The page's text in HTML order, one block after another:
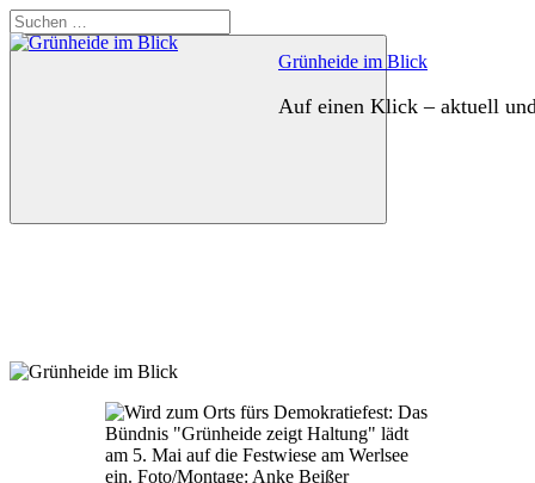
Zum
Inhalt
Grünheide im Blick
Auf einen Klick – aktuell
Suchen
nach:
Suchen